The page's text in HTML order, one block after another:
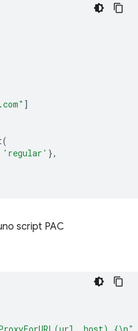
]
(
'regular' },
script PAC